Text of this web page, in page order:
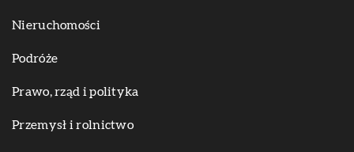
Nieruchomości
Podróże
Prawo, rząd i polityka
Przemysł i rolnictwo